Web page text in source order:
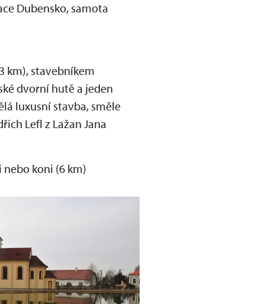
Dubensko, samota
km), stavebníkem
dvorní hutě a jeden
luxusní stavba, směle
Lefl z Lažan Jana
koni (6 km)